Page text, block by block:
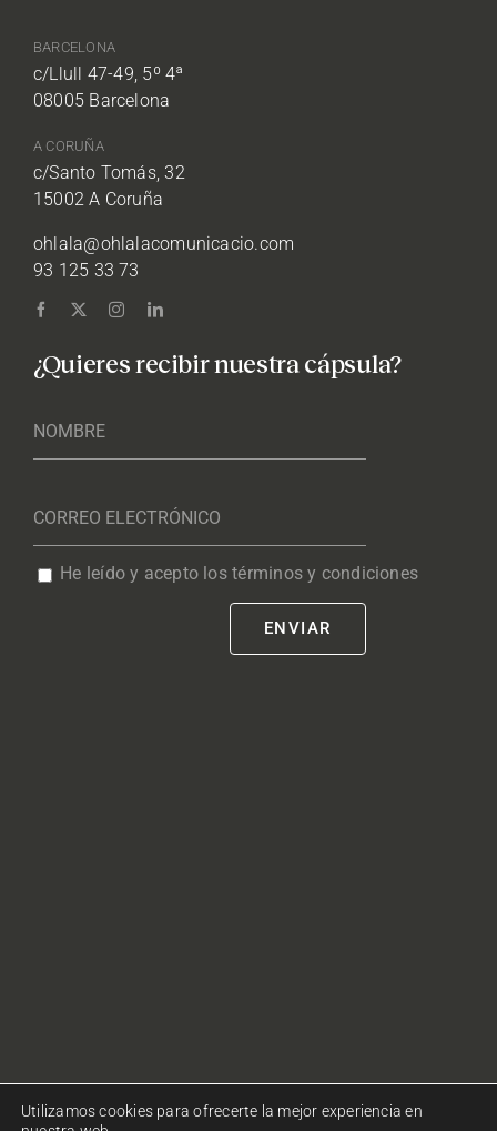
BARCELONA
c/Llull 47-49, 5º 4ª
08005 Barcelona
A CORUÑA
c/Santo Tomás, 32
15002 A Coruña
ohlala@ohlalacomunicacio.com
93 125 33 73
¿Quieres recibir nuestra cápsula?
He leído y acepto los términos y condiciones
Utilizamos cookies para ofrecerte la mejor experiencia en